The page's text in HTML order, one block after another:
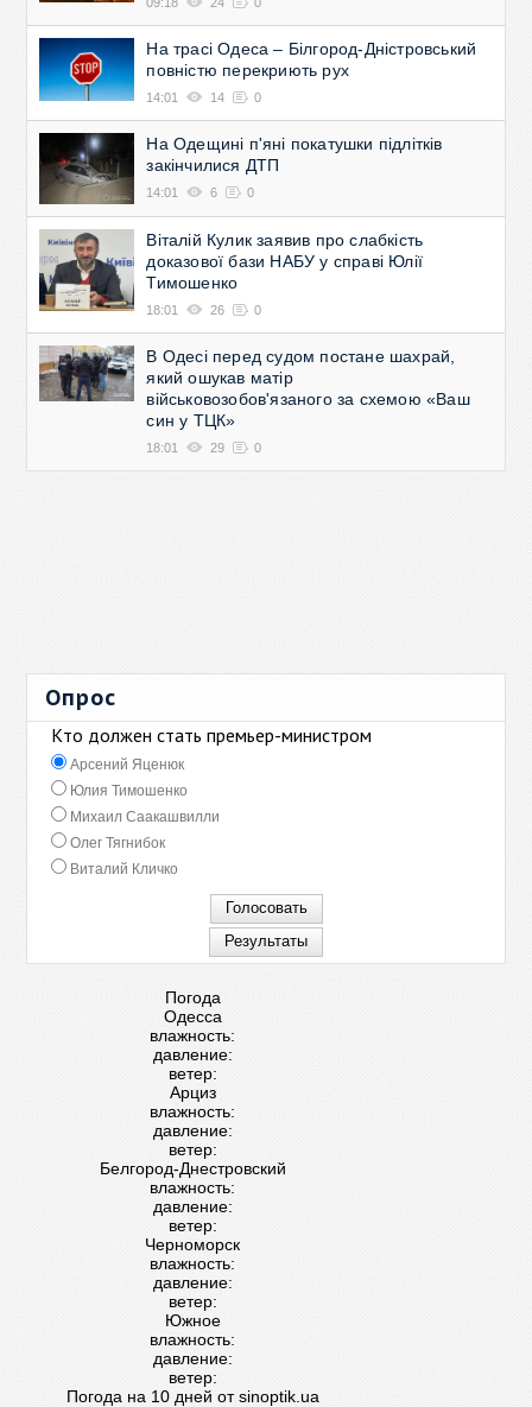
На трасі Одеса – Білгород-Дністровський
повністю перекриють рух
14:01 14 0
На Одещині п'яні покатушки підлітків
закінчилися ДТП
14:01 6 0
Віталій Кулик заявив про слабкість
доказової бази НАБУ у справі Юлії
Тимошенко
18:01 26 0
В Одесі перед судом постане шахрай,
який ошукав матір
військовозобов'язаного за схемою «Ваш
син у ТЦК»
18:01 29 0
Опрос
Кто должен стать премьер-министром
Арсений Яценюк
Юлия Тимошенко
Михаил Саакашвилли
Олег Тягнибок
Виталий Кличко
Погода
Одесса
влажность:
давление:
ветер:
Арциз
влажность:
давление:
ветер:
Белгород-Днестровский
влажность:
давление:
ветер:
Черноморск
влажность:
давление:
ветер:
Южное
влажность:
давление:
ветер:
Погода на 10 дней отsinoptik.ua